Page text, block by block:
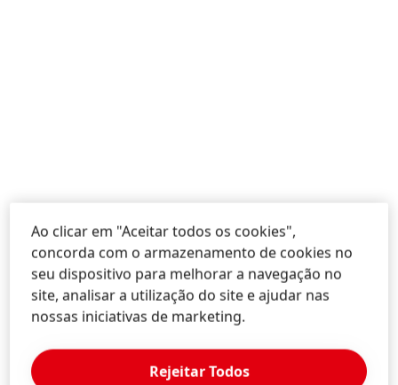
Hair
Com a nossa categoria Hair, operamos tanto no setor
de consumo como no setor profissional. No
segmento de consumo, oferecemos produtos de
coloração, modelação e cuidado capilar, tanto a
retalho como diretamente ao consumidor. Já para os
cabeleireiros profissionais, oferecemos produtos de
Ao clicar em "Aceitar todos os cookies",
concorda com o armazenamento de cookies no
seu dispositivo para melhorar a navegação no
site, analisar a utilização do site e ajudar nas
nossas iniciativas de marketing.
Rejeitar Todos